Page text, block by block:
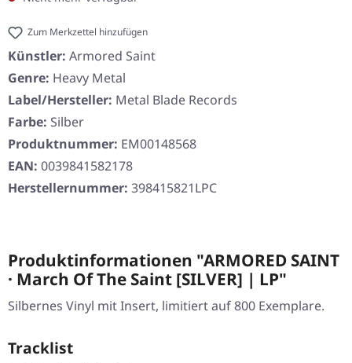
Zum Merkzettel hinzufügen
Künstler: Armored Saint
Genre: Heavy Metal
Label/Hersteller: Metal Blade Records
Farbe: Silber
Produktnummer: EM00148568
EAN: 0039841582178
Herstellernummer: 398415821LPC
Produktinformationen "ARMORED SAINT
· March Of The Saint [SILVER] | LP"
Silbernes Vinyl mit Insert, limitiert auf 800 Exemplare.
Tracklist